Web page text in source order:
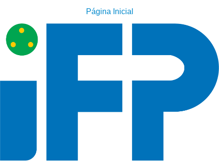
Página Inicial